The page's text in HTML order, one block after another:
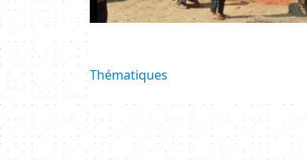
Thématiques